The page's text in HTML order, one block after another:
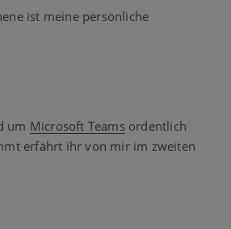
ist meine persönliche
um Microsoft Teamsordentlich
erfährt ihr von mir im zweiten